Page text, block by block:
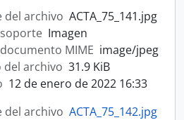
del archivo ACTA_75_141.jpg
Imagen
MIME image/jpeg
del archivo 31.9 KiB
12 de enero de 2022 16:33
del archivo ACTA_75_142.jpg